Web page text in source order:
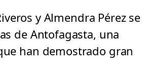
y Almendra Pérez se
de Antofagasta, una
han demostrado gran